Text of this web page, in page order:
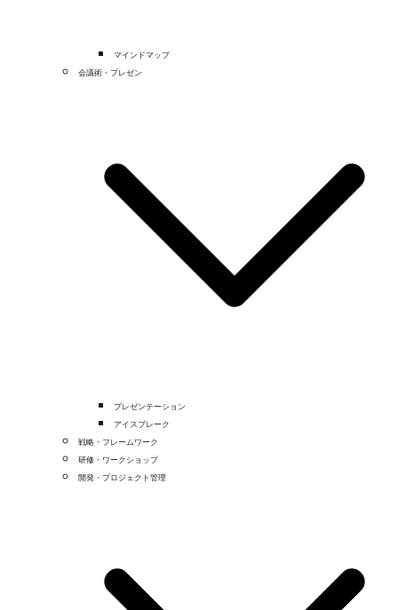
マインドマップ
会議術・プレゼン
プレゼンテーション
アイスブレーク
戦略・フレームワーク
研修・ワークショップ
開発・プロジェクト管理